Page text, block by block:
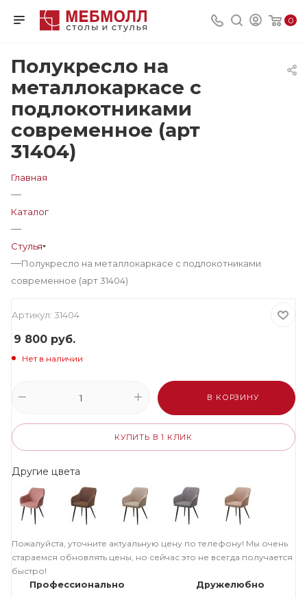
0
Полукресло на
металлокаркасе с
подлокотниками
современное (арт
31404)
Главная
—
Каталог
—
Стулья
—Полукресло на металлокаркасе с подлокотниками
современное (арт 31404)
Артикул: 31404
9 800 руб.
Нет в наличии
В КОРЗИНУ
КУПИТЬ В 1 КЛИК
Другие цвета
Пожалуйста, уточните актуальную цену по телефону! Мы очень
стараемся обновлять цены, но сейчас это не всегда получается
быстро!
Профессионально
Дружелюбно